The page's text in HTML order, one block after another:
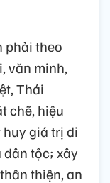
phải theo
văn minh,
Thái
chẽ, hiệu
giá trị di
tộc; xây
thiện, an